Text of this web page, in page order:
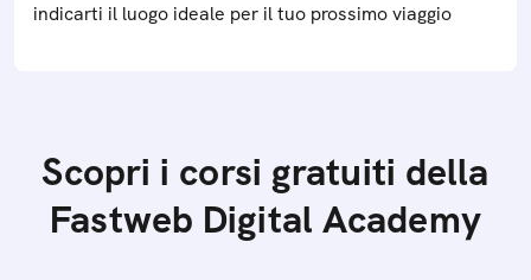
indicarti il luogo ideale per il tuo prossimo viaggio
Scopri i corsi gratuiti della
Fastweb Digital Academy